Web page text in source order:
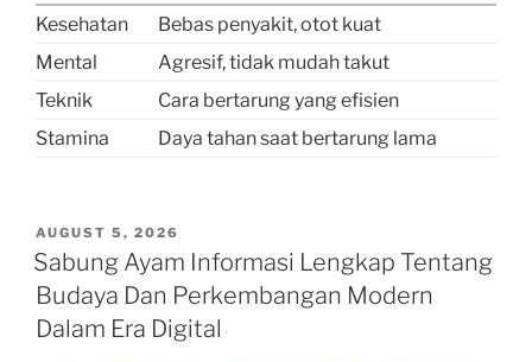
Kesehatan
Bebas penyakit, otot kuat
Mental
Agresif, tidak mudah takut
Teknik
Cara bertarung yang efisien
Stamina
Daya tahan saat bertarung lama
POSTED
ON
AUGUST 5, 2026
Sabung Ayam Informasi Lengkap Tentang
Budaya Dan Perkembangan Modern
Dalam Era Digital